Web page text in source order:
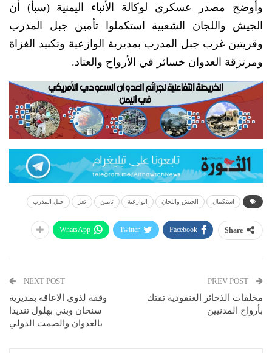
وأوضح مصدر عسكري لوكالة الأنباء اليمنية (سبأ) أن
الجيش واللجان الشعبية استكملوا تأمين جبل المدرب
وقريتين غرب جبل المدرب بمديرية الوازعية وتكبيد الغزاة
ومرتزقة العدوان خسائر في الأرواح والعتاد.
استكمال الجيش واللجان الوازعية تامين تعز جبل المدرب
Share
Facebook
Twitter
WhatsApp
مخلفات الذخائر العنقودية تفتك
بأرواح المدنيين
NEXT POST
وقفة لذوي الاعاقة بمديرية
سنحان وبني بهلول تنديدا
بالعدوان والصمت الدولي